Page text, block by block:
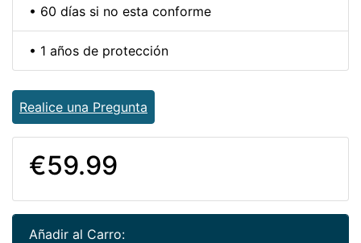
• 60 días si no esta conforme
• 1 años de protección
Realice una Pregunta
€59.99
Añadir al Carro: